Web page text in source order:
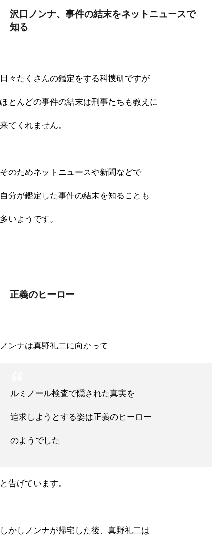
沢口ノンナ、事件の結末をネットニュースで
知る
日々たくさんの鑑定をする科捜研ですが
ほとんどの事件の結末は刑事たちも教えに
来てくれません。
そのためネットニュースや新聞などで
自分が鑑定した事件の結末を知ることも
多いようです。
正義のヒーロー
ノンナは真野礼二に向かって
ルミノール検査で隠された真実を
追求しようとする姿は正義のヒーロー
のようでした
と告げています。
しかしノンナが帰宅した後、真野礼二は